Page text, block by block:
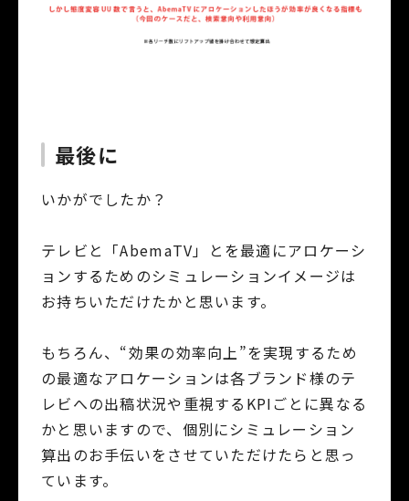
最後に
いかがでしたか？
テレビと「AbemaTV」とを最適にアロケーシ
ョンするためのシミュレーションイメージは
お持ちいただけたかと思います。
もちろん、“効果の効率向上”を実現するため
の最適なアロケーションは各ブランド様のテ
レビへの出稿状況や重視するKPIごとに異なる
かと思いますので、個別にシミュレーション
算出のお手伝いをさせていただけたらと思っ
ています。